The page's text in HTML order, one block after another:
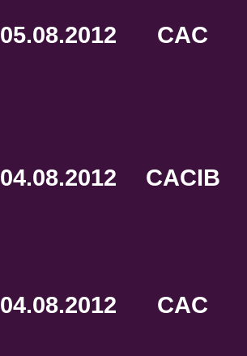
05.08.2012 CAC
04.08.2012 CACIB
04.08.2012 CAC